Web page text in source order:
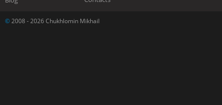
© 2008 - 2026 Chukhlomin Mikhail